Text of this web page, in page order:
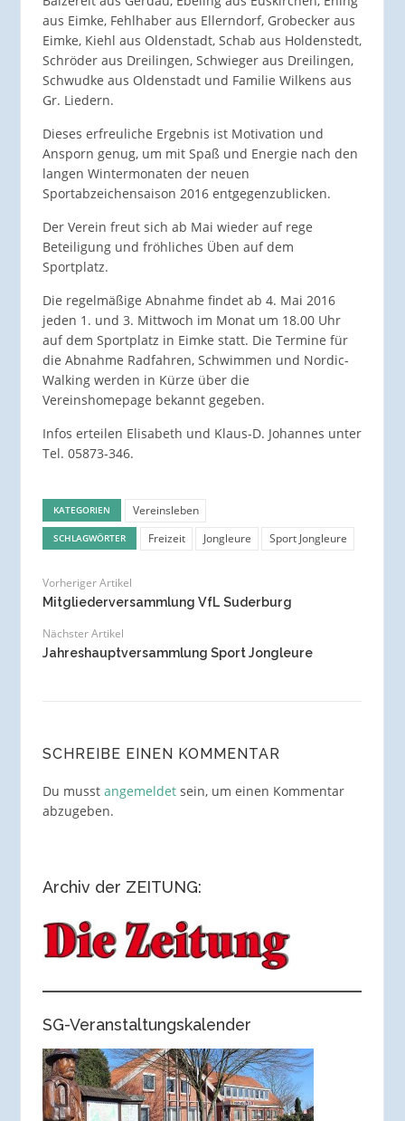
aus Eimke, Fehlhaber aus Ellerndorf, Grobecker aus
Eimke, Kiehl aus Oldenstadt, Schab aus Holdenstedt,
Schröder aus Dreilingen, Schwieger aus Dreilingen,
Schwudke aus Oldenstadt und Familie Wilkens aus
Gr. Liedern.
Dieses erfreuliche Ergebnis ist Motivation und
Ansporn genug, um mit Spaß und Energie nach den
langen Wintermonaten der neuen
Sportabzeichensaison 2016 entgegenzublicken.
Der Verein freut sich ab Mai wieder auf rege
Beteiligung und fröhliches Üben auf dem
Sportplatz.
Die regelmäßige Abnahme findet ab 4. Mai 2016
jeden 1. und 3. Mittwoch im Monat um 18.00 Uhr
auf dem Sportplatz in Eimke statt. Die Termine für
die Abnahme Radfahren, Schwimmen und Nordic-
Walking werden in Kürze über die
Vereinshomepage bekannt gegeben.
Infos erteilen Elisabeth und Klaus-D. Johannes unter
Tel. 05873-346.
KATEGORIEN Vereinsleben
SCHLAGWÖRTER Freizeit Jongleure Sport Jongleure
Vorheriger Artikel
Mitgliederversammlung VfL Suderburg
Nächster Artikel
Jahreshauptversammlung Sport Jongleure
SCHREIBE EINEN KOMMENTAR
Du musst angemeldetsein, um einen Kommentar
abzugeben.
Archiv der ZEITUNG:
SG-Veranstaltungskalender